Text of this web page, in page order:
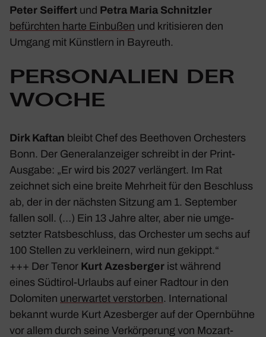
Peter Seif­fert und Petra Maria Schnitzler
befürchten harte Einbußen und kriti­sieren den
Umgang mit Künst­lern in Bayreuth.
PERSO­NA­LIEN DER
WOCHE
Dirk Kaftan bleibt Chef des Beet­hoven Orches­ters
Bonn. Der Gene­ral­an­zeiger schreibt in der Print-
Ausgabe: „Er wird bis 2027 verlän­gert. Im Rat
zeichnet sich eine breite Mehr­heit für den Beschluss
ab, der in der nächsten Sitzung am 1. September
fallen soll. (…) Ein 13 Jahre alter, aber nie umge­
setzter Rats­be­schluss, das Orchester um sechs auf
100 Stellen zu verklei­nern, wird nun gekippt.“
+++ Der Tenor Kurt Azes­berger ist während
eines Südtirol-Urlaubs auf einer Radtour in den
Dolo­miten uner­wartet verstorben. Inter­na­tional
bekannt wurde Kurt Azes­berger auf der Opern­bühne
vor allem durch seine Verkör­pe­rung von Mozart­